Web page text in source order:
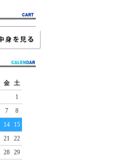
金
土
1
7
8
14
15
21
22
28
29